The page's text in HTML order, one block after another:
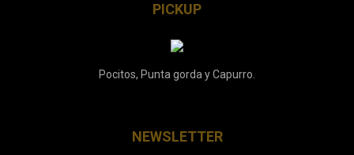
PICKUP
Pocitos, Punta gorda y Capurro.
NEWSLETTER